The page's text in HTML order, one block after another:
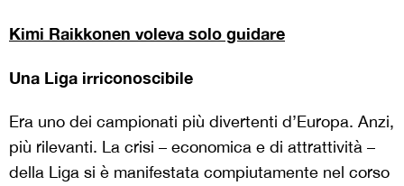
Kimi Raikkonen voleva solo guidare
Una Liga irriconoscibile
Era uno dei campionati più divertenti d’Europa. Anzi,
più rilevanti. La crisi – economica e di attrattività –
della Liga si è manifestata compiutamente nel corso